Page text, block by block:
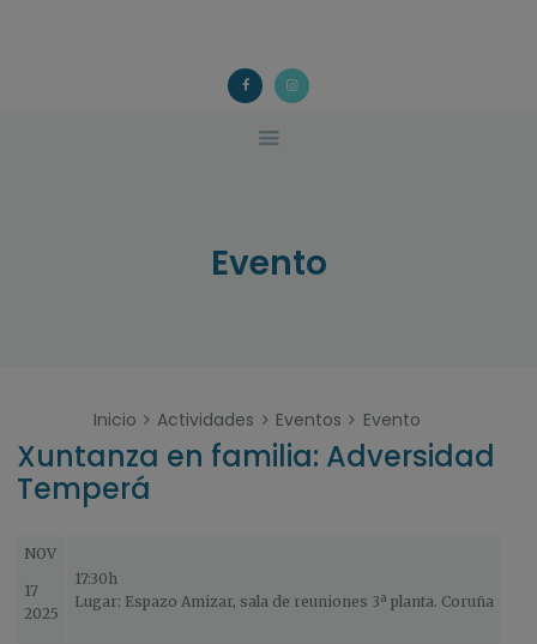
Evento
Inicio Actividades Eventos Evento
ACOUGO
Asociación galega de familias de acollida
QUÉ FACEMOS?
ACTIVIDADES
Xuntanza en familia: Adversidad
Temperá
NOV
17
2025
17:30h
Lugar: Espazo Amizar, sala de reuniones 3ª planta. Coruña